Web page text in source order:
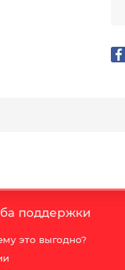
поддержки
это выгодно?